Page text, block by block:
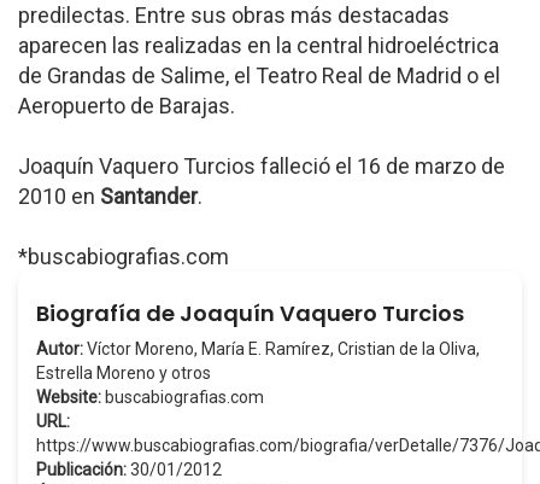
predilectas. Entre sus obras más destacadas
aparecen las realizadas en la central hidroeléctrica
de Grandas de Salime, el Teatro Real de Madrid o el
Aeropuerto de Barajas.
Joaquín Vaquero Turcios falleció el 16 de marzo de
2010 en Santander.
*buscabiografias.com
Biografía de Joaquín Vaquero Turcios
Autor:Víctor Moreno, María E. Ramírez, Cristian de la Oliva,
Estrella Moreno y otros
Website: buscabiografias.com
URL:
https://www.buscabiografias.com/biografia/verDetalle/7376/
Publicación:30/01/2012